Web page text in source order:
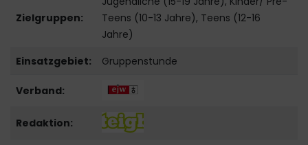
Zielgruppen:
Teens (10-13 Jahre), Teens (12-16
Jahre)
Einsatzgebiet:
Gruppenstunde
Verband:
Redaktion: